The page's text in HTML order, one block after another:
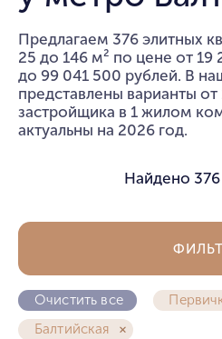
Предлагаем 376 элитных
25 до 146 м² по цене от 19
до 99 041 500 рублей. В
представлены варианты
застройщика в 1 жилом
актуальны на 2026 год.
Найдено
Очистить все
Балтийская